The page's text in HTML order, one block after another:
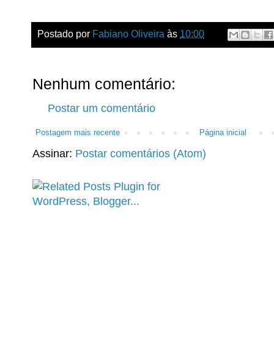
Postado por Fabiano Oliveira às 10:00
Nenhum comentário:
Postar um comentário
Postagem mais recente Página inicial
Assinar: Postar comentários (Atom)